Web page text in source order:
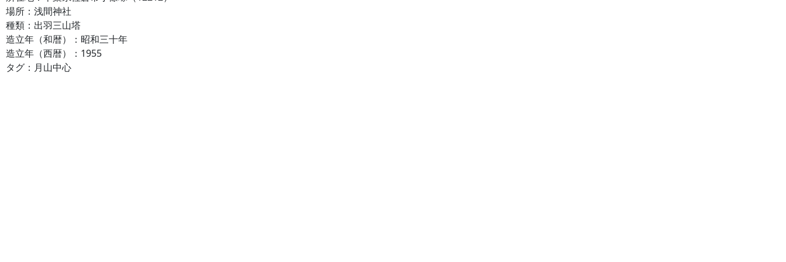
場所：浅間神社
種類：出羽三山塔
造立年（和暦）：昭和三十年
造立年（西暦）：1955
タグ：月山中心